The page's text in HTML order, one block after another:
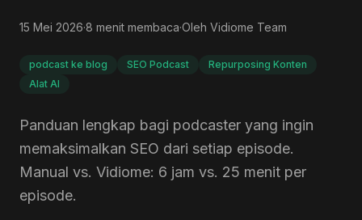
15 Mei 2026·8 menit membaca·Oleh Vidiome Team
podcast ke blog SEO Podcast
Repurposing Konten
Alat AI
Panduan lengkap bagi podcaster yang ingin
memaksimalkan SEO dari setiap episode.
Manual vs. Vidiome: 6 jam vs. 25 menit per
episode.